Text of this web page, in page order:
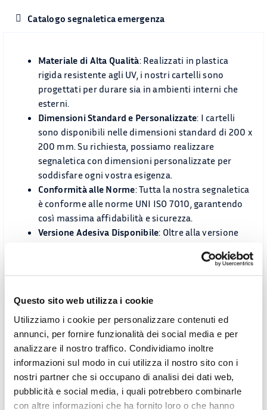
Questo sito web utilizza i cookie
Utilizziamo i cookie per personalizzare contenuti ed
annunci, per fornire funzionalità dei social media e per
analizzare il nostro traffico. Condividiamo inoltre
informazioni sul modo in cui utilizza il nostro sito con i
nostri partner che si occupano di analisi dei dati web,
pubblicità e social media, i quali potrebbero combinarle
con altre informazioni che ha fornito loro o che hanno
quantità
Catalogo segnaletica emergenza
Materiale di Alta Qualità: Realizzati in plastica
rigida resistente agli UV, i nostri cartelli sono
progettati per durare sia in ambienti interni che
esterni.
Dimensioni Standard e Personalizzate: I cartelli
sono disponibili nelle dimensioni standard di 200 x
200 mm. Su richiesta, possiamo realizzare
segnaletica con dimensioni personalizzate per
soddisfare ogni vostra esigenza.
Conformità alle Norme: Tutta la nostra segnaletica
è conforme alle norme UNI ISO 7010, garantendo
così massima affidabilità e sicurezza.
Versione Adesiva Disponibile: Oltre alla versione
può essere applicata su tutte le superfici che
richiedono il suo uso.
installare, rendendo semplice e veloce la messa in
opera.
Affidabilità e Durabilità
La nostra segnaletica di obbligo è progettata per
resistere alle più difficili condizioni meteorologiche,
rendendola perfetta per l’uso sia interno che esterno. La